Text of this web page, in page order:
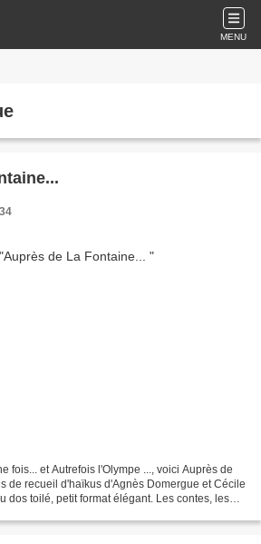
MENU
fois... et Autrefois l'Olympe ..., voici Auprès de
de recueil d'haïkus d'Agnès Domergue et Cécile
dos toilé, petit format élégant. Les contes, les